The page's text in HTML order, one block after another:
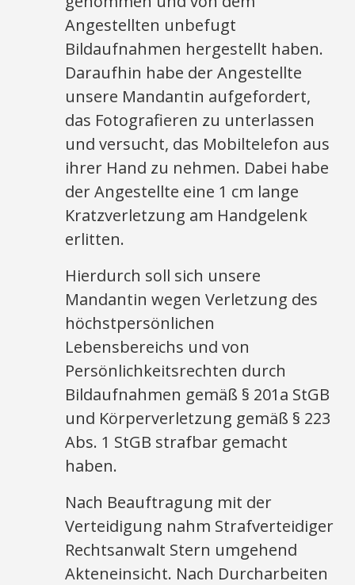
Angestellten unbefugt
Bildaufnahmen hergestellt haben.
Daraufhin habe der Angestellte
unsere Mandantin aufgefordert,
das Fotografieren zu unterlassen
und versucht, das Mobiltelefon aus
ihrer Hand zu nehmen. Dabei habe
der Angestellte eine 1 cm lange
Kratzverletzung am Handgelenk
erlitten.
Hierdurch soll sich unsere
Mandantin wegen Verletzung des
höchstpersönlichen
Lebensbereichs und von
Persönlichkeitsrechten durch
Bildaufnahmen gemäß § 201a StGB
und Körperverletzung gemäß § 223
Abs. 1 StGB strafbar gemacht
haben.
Nach Beauftragung mit der
Verteidigung nahm Strafverteidiger
Rechtsanwalt Stern umgehend
Akteneinsicht. Nach Durcharbeiten